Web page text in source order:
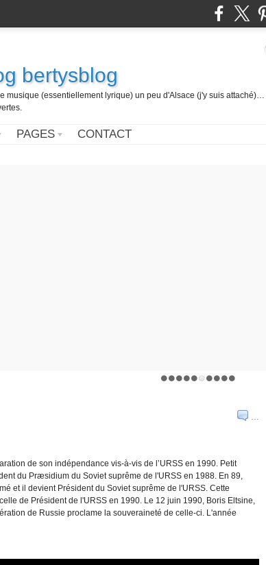
bertysblog
musique (essentiellement lyrique) un peu d'Alsace (j'y suis
PAGES CONTACT
…
de son indépendance vis-à-vis de l’URSS en 1990. Petit
du Præsidium du Soviet suprême de l'URSS en 1988. En 89,
et il devient Président du Soviet suprême de l'URSS. Cette
de Président de l'URSS en 1990. Le 12 juin 1990, Boris Eltsine,
de Russie proclame la souveraineté de celle-ci. L'année